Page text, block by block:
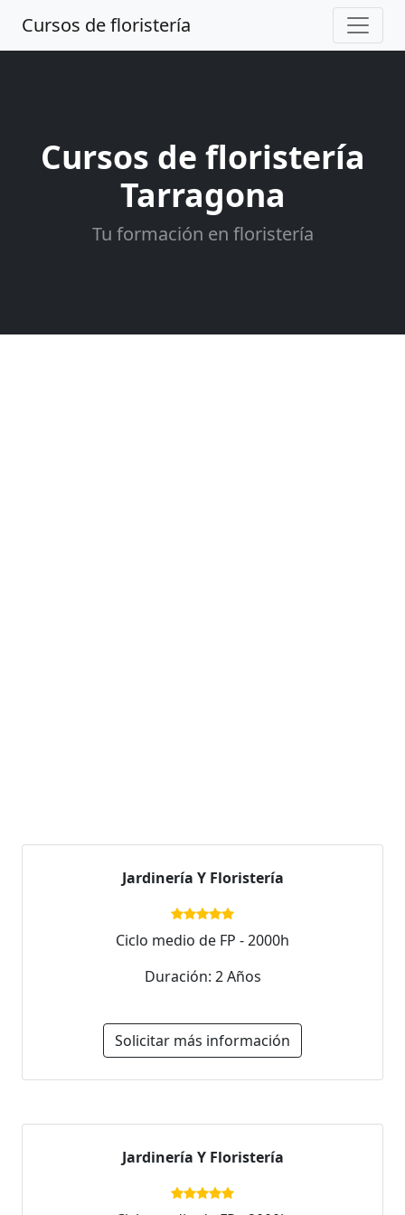
Cursos de floristería
Cursos de floristería
Tarragona
Tu formación en floristería
Jardinería Y Floristería
Ciclo medio de FP - 2000h
Duración: 2 Años
Solicitar más información
Jardinería Y Floristería